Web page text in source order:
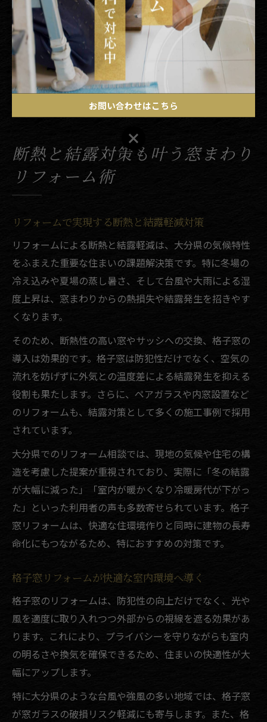
がります。
リフォーム術を選ぶ際は、信頼できる地域密着の業者に
相談し、現地調査をもとに最適な提案を受けることが大
切です。家族のライフスタイルや将来設計も踏まえて、
無理なく続けられる防犯対策を選びましょう。
断熱と結露対策も叶う窓まわり
リフォーム術
リフォームで実現する断熱と結露軽減対策
リフォームによる断熱と結露軽減は、大分県の気候特性
をふまえた重要な住まいの課題解決策です。特に冬場の
冷え込みや夏場の蒸し暑さ、そして台風や大雨による湿
度上昇は、窓まわりからの熱損失や結露発生を招きやす
くなります。
そのため、断熱性の高い窓やサッシへの交換、格子窓の
導入は効果的です。格子窓は防犯性だけでなく、空気の
流れを妨げずに外気との温度差による結露発生を抑える
役割も果たします。さらに、ペアガラスや内窓設置など
のリフォームも、結露対策として多くの施工事例で採用
されています。
大分県でのリフォーム相談では、現地の気候や住宅の構
造を考慮した提案が重視されており、実際に「冬の結露
が大幅に減った」「室内が暖かくなり冷暖房代が下がっ
た」といった利用者の声も多数寄せられています。格子
窓リフォームは、快適な住環境作りと同時に建物の長寿
命化にもつながるため、特におすすめの対策です。
格子窓リフォームが快適な室内環境へ導く
格子窓のリフォームは、防犯性の向上だけでなく、光や
風を適度に取り入れつつ外部からの視線を遮る効果があ
ります。これにより、プライバシーを守りながらも室内
の明るさや換気を確保できるため、住まいの快適性が大
幅にアップします。
特に大分県のような台風や強風の多い地域では、格子窓
が窓ガラスの破損リスク軽減にも寄与します。また、格
お問い合わせはこちら
お問い合わせはこちら